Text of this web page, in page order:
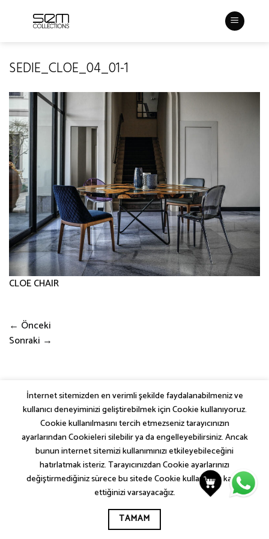
SEDIE_CLOE_04_01-1
CLOE CHAIR
← Önceki
Sonraki →
SEM COLLECTIONS İLETIŞIM KVKK AYDINLATMA METNI
ÇEREZ (COOKIE) POLITIKASI GIZLILIK VE GÜVENLIK POLITIKASI
SITE KULLANIM ŞARTLARI VE KOŞULLARI
KUZEY GLOBAL YAPI A.Ş.
İnternet sitemizden en verimli şekilde faydalanabilmeniz ve
kullanıcı deneyiminizi geliştirebilmek için Cookie kullanıyoruz.
Cookie kullanılmasını tercih etmezseniz tarayıcınızın
ayarlarından Cookieleri silebilir ya da engelleyebilirsiniz. Ancak
bunun internet sitemizi kullanımınızı etkileyebileceğini
hatırlatmak isteriz. Tarayıcınızdan Cookie ayarlarınızı
değiştirmediğiniz sürece bu sitede Cookie kullanımını kabul
ettiğinizi varsayacağız.
TAMAM